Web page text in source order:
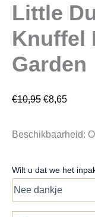
Little
Knuffel
Garden
€10,95 €8,65
Beschikbaarheid:
Wilt u dat we het